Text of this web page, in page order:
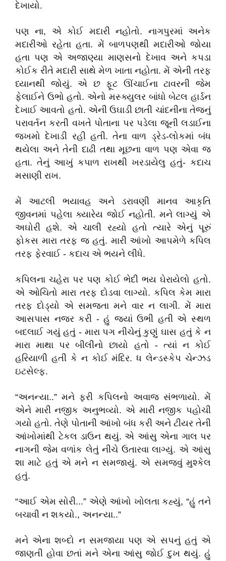
દેખાયો.
પણ ના, એ કોઈ મદારી નહોતો. નાગપુરમાં અનેક
મદારીઓ રહેતા હતા. મેં બાળપણથી મદારીઓ જોયા
હતા પણ એ અજાણ્યા માણસનો દેખાવ અને કપડા
કોઈક રીતે મદારી સાથે મેળ ખાતા નહોતા. મેં એની તરફ
ધ્યાનથી જોયું. એ છ ફૂટ ઊંચાઈના ટાવરની જેમ
ફેલાઈને ઉભો હતો. એનો મસ્ક્યુલર બાંધો બેટલ હાર્ડન
દેખાઈ આવતો હતો. એની ઉઘાડી છાતી ચાંદનીના તેજનું
પરાવર્તન કરતી વખતે પોતાના પર પડેલા જૂની લડાઈના
જખમો દેખાડી રહી હતી. તેના વાળ ડ્રેડ-લોકમાં બંધ
થયેલા અને તેની દાઢી તથા મૂછના વાળ પણ એવા જ
હતા. તેનું આખું કપાળ રાખથી ખરડાયેલુ હતું- કદાચ
મસાણી રાખ.
મેં આટલી ભયાવહ અને ડરાવણી માનવ આકૃતિ
જીવનમાં પહેલા ક્યારેય જોઈ નહોતી. મને લાગ્યું એ
અઘોરી હશે. એ ચાલી રહ્યો હતો ત્યારે એનું પૂરું
ફોકસ મારા તરફ જ હતું. મારી આંખો આપમેળે કપિલ
તરફ ફેરવાઈ - કદાચ એ ભયને લીધે.
કપિલના ચહેરા પર પણ કોઈ ભેદી ભય ઘેરાયેલો હતો.
એ ઓચિતો મારા તરફ દોડવા લાગ્યો. કપિલ કેમ મારા
તરફ દોડ્યો એ સમજતા મને વાર ન લાગી. મેં મારા
આસપાસ નજર કરી - હું જ્યાં ઉભી હતી એ સ્થળ
બદલાઈ ગયું હતું - મારા પગ નીચેનું કુણું ઘાસ હતું કે ન
મારા માથા પર બીલીનો છાયો હતો - ત્યાં ન કોઈ
હરિયાળી હતી કે ન કોઈ મંદિર. ધ લેન્ડસ્કેપ ચેન્ઝડ
ઇટસેલ્ફ.
“અનન્યા..” મને ફરી કપિલનો અવાજ સંભળાયો. મેં
એને મારી નજીક અનુભવ્યો. એ મારી નજીક પહોચી
ગયો હતો. તેણે પોતાની આંખો બંધ કરી અને ટીયર તેની
આંખોમાંથી ટેકલ ડાઉન થયું. એ આંસુ એના ગાલ પર
નાગની જેમ વળાંક લેતું નીચે ઉતારવા લાગ્યું. એ આંસુ
શા માટે હતું એ મને ન સમજાયું. એ સમજવું મુશ્કેલ
હતું.
“આઈ એમ સોરી...” એણે આંખો ખોલતા કહ્યું, “હું તને
બચાવી ન શકયો., અનન્યા..”
મને એના શબ્દો ન સમજાયા પણ એ સપનું હતું એ
જાણતી હોવા છતાં મને એના આંસુ જોઈ દુખ થયું. હું